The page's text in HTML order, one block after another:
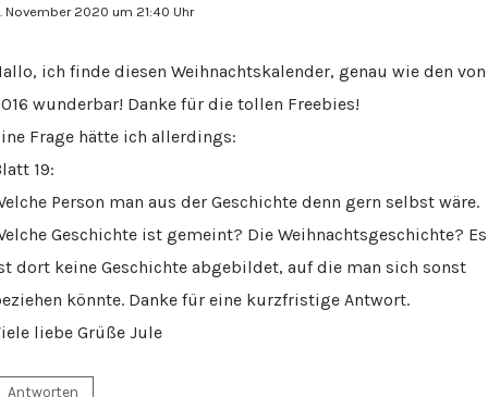
November 2020 um 21:40 Uhr
ich finde diesen Weihnachtskalender, genau wie den von
wunderbar! Danke für die tollen Freebies!
Frage hätte ich allerdings:
19:
Person man aus der Geschichte denn gern selbst wäre.
Geschichte ist gemeint? Die Weihnachtsgeschichte? Es
dort keine Geschichte abgebildet, auf die man sich sonst
könnte. Danke für eine kurzfristige Antwort.
liebe Grüße Jule
Antworten